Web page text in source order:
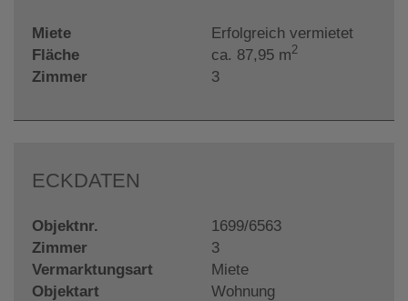
Miete
Erfolgreich vermietet
Fläche
ca. 87,95 m2
Zimmer 3
ECKDATEN
Objektnr.
1699/6563
Zimmer
3
Vermarktungsart
Miete
Objektart
Wohnung